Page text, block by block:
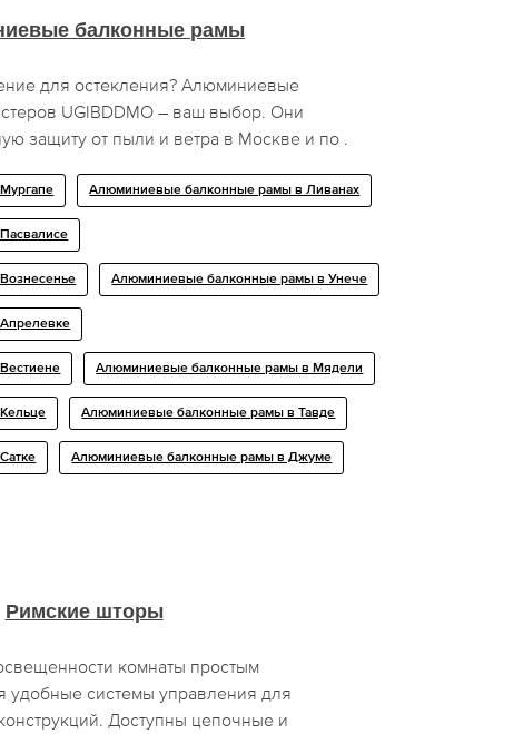
балконные рамы
для остекления? Алюминиевые
UGIBDDMO – ваш выбор. Они
защиту от пыли и ветра в Москве и по .
Алюминиевые балконные рамы в Ливанах
Алюминиевые балконные рамы в Унече
Алюминиевые балконные рамы в Мядели
Алюминиевые балконные рамы в Тавде
Алюминиевые балконные рамы в Джуме
Римские шторы
комнаты простым
удобные системы управления для
Доступны цепочные и